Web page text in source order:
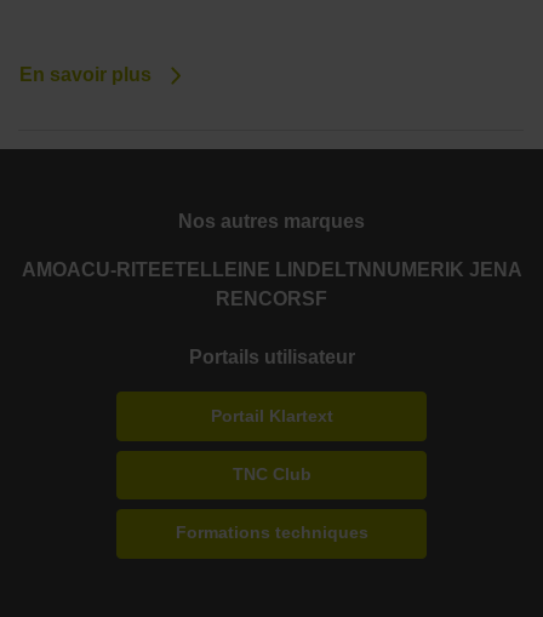
En savoir plus
Nos autres marques
AMOACU-RITE ETEL LEINE LINDE LTN NUMERIK JENA
RENCORSF
Portails utilisateur
Portail Klartext
TNC Club
Formations techniques